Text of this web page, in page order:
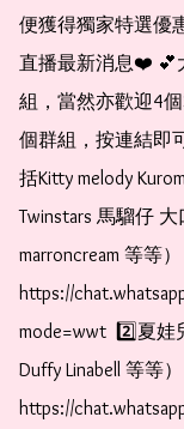
便獲得獨家特選優
直播最新消息❤️ 💕
組，當然亦歡迎4
個群組，按連結即
括Kitty melody
Twinstars 馬騮仔 大
marroncream 等等）
https://
mode=wwt  2️⃣夏娃
Duffy Linabell 等等）
https://